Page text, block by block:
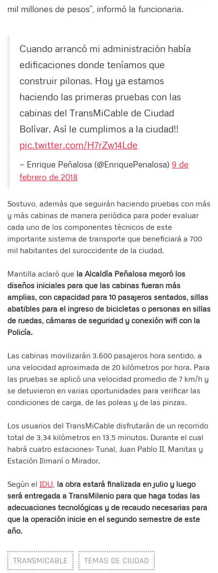
mil millones de pesos”, informó la funcionaria.
Cuando arrancó mi administración había
edificaciones donde teníamos que
construir pilonas. Hoy ya estamos
haciendo las primeras pruebas con las
cabinas del TransMiCable de Ciudad
Bolívar. Así le cumplimos a la ciudad!!
pic.twitter.com/H7rZw14Lde
— Enrique Peñalosa (@EnriquePenalosa) 9 de
febrero de 2018
Sostuvo, además que seguirán haciendo pruebas con más
y más cabinas de manera periódica para poder evaluar
cada uno de los componentes técnicos de este
importante sistema de transporte que beneficiará a 700
mil habitantes del suroccidente de la ciudad.
Mantilla aclaró que la Alcaldía Peñalosa mejoró los
diseños iniciales para que las cabinas fueran más
amplias, con capacidad para 10 pasajeros sentados, sillas
abatibles para el ingreso de bicicletas o personas en sillas
de ruedas, cámaras de seguridad y conexión wifi con la
Policía.
Las cabinas movilizarán 3.600 pasajeros hora sentido, a
una velocidad aproximada de 20 kilómetros por hora. Para
las pruebas se aplicó una velocidad promedio de 7 km/h y
se detuvieron en varias oportunidades para verificar las
condiciones de carga, de las poleas y de las pinzas.
Los usuarios del TransMiCable disfrutarán de un recorrido
total de 3,34 kilómetros en 13,5 minutos. Durante el cual
habrá cuatro estaciones: Tunal, Juan Pablo II, Manitas y
Estación Ilimaní o Mirador.
Según el IDU la obra estará finalizada en julio y luego
será entregada a TransMilenio para que haga todas las
adecuaciones tecnológicas y de recaudo necesarias para
que la operación inicie en el segundo semestre de este
año.
TRANSMICABLE TEMAS DE CIUDAD